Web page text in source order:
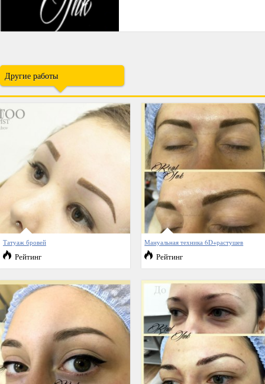
Другие работы
Татуаж бровей
Рейтинг
Мануальная техника 6D+растушев
Рейтинг